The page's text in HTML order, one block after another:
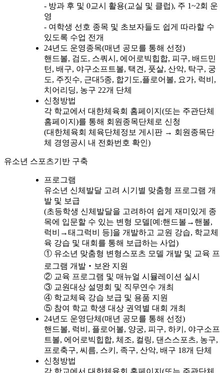
- 방과 후 및 0교시 활용(교실 및 클럽), 주 1~2회 운
영
- 여학생 선호 종목 및 초보자들도 쉽게 따라할 수
있도록 수업 전개
24년도 운영종목(매년 공모를 통해 선정)
핸드볼, 검도, 스쿼시, 에어로빅힙합, 피구, 배드민
턴, 배구, 야구소프트볼, 택견, 풋살, 산악, 탁구, 궁
도, 주짓수, 근대5종, 합기도,플로어볼, 요가, 럭비,
치어리딩, 농구 22개 단체
신청방법
각 학교에서 대한체육회 홈페이지(또는 주관단체
홈페이지)를 통해 회원종목단체로 신청
(대한체육회 체육단체정보 게시판 → 회원종목단
체 경영공시 내 전화번호 확인)
유소년 스포츠기반 구축
프로그램
유소년 신체발달 고려 시기별 맞춤형 프로그램 개
발 및 보급
(초등학생 신체발달을 고려하여 쉽게 재미있게 종
목에 입문할 수 있는 변형 모델[예:핸드볼→핸볼,
럭비→태그럭비 등]을 개발하고 교원 강습, 학교체
육 강습 및 대회를 통해 보급하는 사업)
① 유소년 맞춤형 변형스포츠 모델 개발 및 교육 프
로그램 개발‧보완 지원
② 교육 프로그램 및 매뉴얼 시뮬레이션 실시
③ 교원대상 설명회 및 직무연수 개최
④ 학교체육 강습 보급 및 용품 지원
⑤ 참여 학교 학생 대상 권역별 대회 개최
24년도 운영단체(매년 공모를 통해 선정)
핸드볼, 럭비, 플로어볼, 양궁, 피구, 하키, 야구소프
트볼, 에어로빅힙합, 체조, 컬링, 댄스스포츠, 농구,
프로축구, 씨름, 스키, 족구, 산악, 배구 18개 단체
신청방법
각 학교에서 대한체육회 홈페이지(또는 주관단체